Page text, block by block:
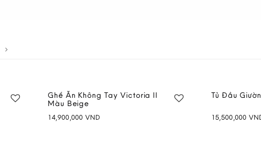
Sofa Mây II 2.5 Chỗ Màu Nâu
24,900,000VND
Sofa Mây II
21,900,000